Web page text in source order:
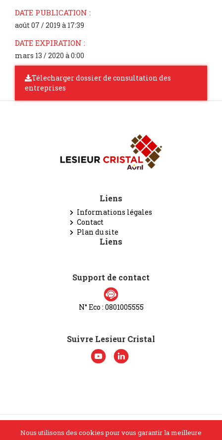
DATE PUBLICATION :
août 07 / 2019 à 17:39
DATE EXPIRATION :
mars 13 / 2020 à 0:00
Télecharger dossier de consultation des
entreprises
Liens
Informations légales
Contact
Plan du site
Liens
Support de contact
N° Eco : 0801005555
Suivre Lesieur Cristal
© Lesieur Cristal 2026. Tous droits réservés
Nous utilisons des cookies pour vous garantir la meilleure